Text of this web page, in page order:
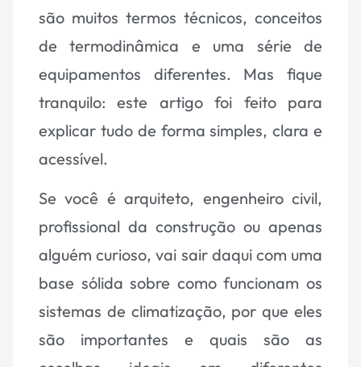
são muitos termos técnicos, conceitos
de termodinâmica e uma série de
equipamentos diferentes. Mas fique
tranquilo: este artigo foi feito para
explicar tudo de forma simples, clara e
acessível.
Se você é arquiteto, engenheiro civil,
profissional da construção ou apenas
alguém curioso, vai sair daqui com uma
base sólida sobre como funcionam os
sistemas de climatização, por que eles
são importantes e quais são as